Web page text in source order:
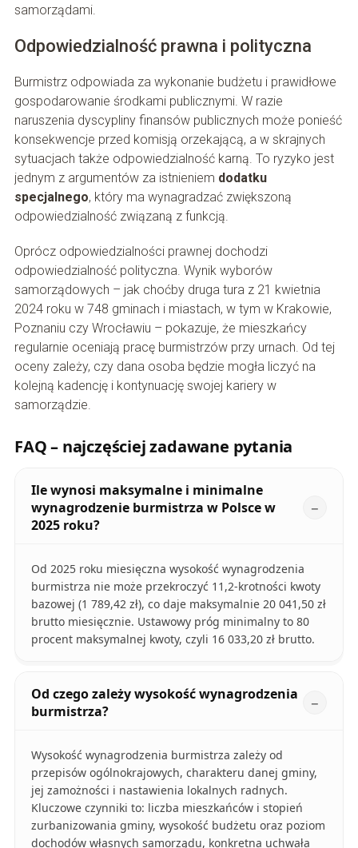
samorządami.
Odpowiedzialność prawna i polityczna
Burmistrz odpowiada za wykonanie budżetu i prawidłowe
gospodarowanie środkami publicznymi. W razie
naruszenia dyscypliny finansów publicznych może ponieść
konsekwencje przed komisją orzekającą, a w skrajnych
sytuacjach także odpowiedzialność karną. To ryzyko jest
jednym z argumentów za istnieniem dodatku
specjalnego, który ma wynagradzać zwiększoną
odpowiedzialność związaną z funkcją.
Oprócz odpowiedzialności prawnej dochodzi
odpowiedzialność polityczna. Wynik wyborów
samorządowych – jak choćby druga tura z 21 kwietnia
2024 roku w 748 gminach i miastach, w tym w Krakowie,
Poznaniu czy Wrocławiu – pokazuje, że mieszkańcy
regularnie oceniają pracę burmistrzów przy urnach. Od tej
oceny zależy, czy dana osoba będzie mogła liczyć na
kolejną kadencję i kontynuację swojej kariery w
samorządzie.
FAQ – najczęściej zadawane pytania
Ile wynosi maksymalne i minimalne
wynagrodzenie burmistrza w Polsce w
2025 roku?
Od 2025 roku miesięczna wysokość wynagrodzenia
burmistrza nie może przekroczyć 11,2-krotności kwoty
bazowej (1 789,42 zł), co daje maksymalnie 20 041,50 zł
brutto miesięcznie. Ustawowy próg minimalny to 80
procent maksymalnej kwoty, czyli 16 033,20 zł brutto.
Od czego zależy wysokość wynagrodzenia
burmistrza?
Wysokość wynagrodzenia burmistrza zależy od
przepisów ogólnokrajowych, charakteru danej gminy,
jej zamożności i nastawienia lokalnych radnych.
Kluczowe czynniki to: liczba mieszkańców i stopień
zurbanizowania gminy, wysokość budżetu oraz poziom
dochodów własnych samorządu, konkretna uchwała